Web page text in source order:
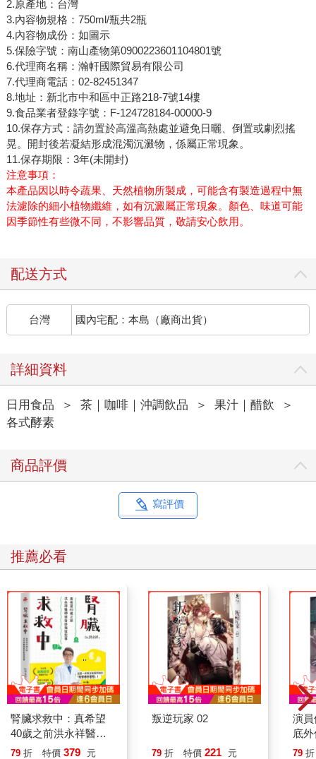
2.原產地：台灣
3.內容物規格：750ml/瓶共2瓶
4.內容物成份：如圖示
5.保險字號：南山產物第0900223601104801號
6.代理商名稱：瀚軒國際貿易有限公司
7.代理商電話：02-82451347
8.地址：新北市中和區中正路218-7號14樓
9.食品業者登錄字號：F-124728184-00000-9
10.保存方式：請勿置於高溫高熱處並避免日曬、倒置或劇烈搖
晃。開封後若凝結形成混濁沉澱物，係屬正常現象。
11.保存期限：3年(未開封)
注意事項：
本產品因以時令蔬果、天然植物所製成，可能含有製造過程中無
法濾除的細小植物纖維，如有沉澱屬正常現象。顏色、味道可能
因季節性有些微不同，不影響品質，敬請安心飲用。
配送方式
台灣 國內宅配：本島（廠商出貨）
詳細資料
日用食品 ＞ 茶｜咖啡｜沖調飲品 ＞ 果汁｜醋飲
＞
各式酵素
商品評價
寫評價
推薦必看
腎臟求救中：真希望
40歲之前洪永祥醫師
就告訴我這些事
79 折 特價 379 元
叛逆玩家 02
79 折 特價 221 元
演
底
79 折